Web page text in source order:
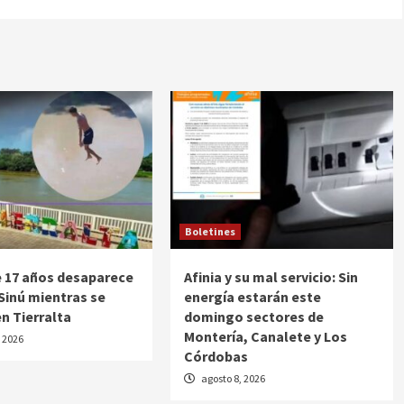
17 años desaparece
mientras se
Tierralta
Boletines
Afinia y su mal servicio: Sin
energía estarán este
domingo sectores de
Montería, Canalete y Los
Córdobas
agosto 8, 2026